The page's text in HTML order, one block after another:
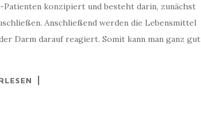
konzipiert und besteht darin, zunächst
Anschließend werden die Lebensmittel
Darm darauf reagiert. Somit kann man ganz gut